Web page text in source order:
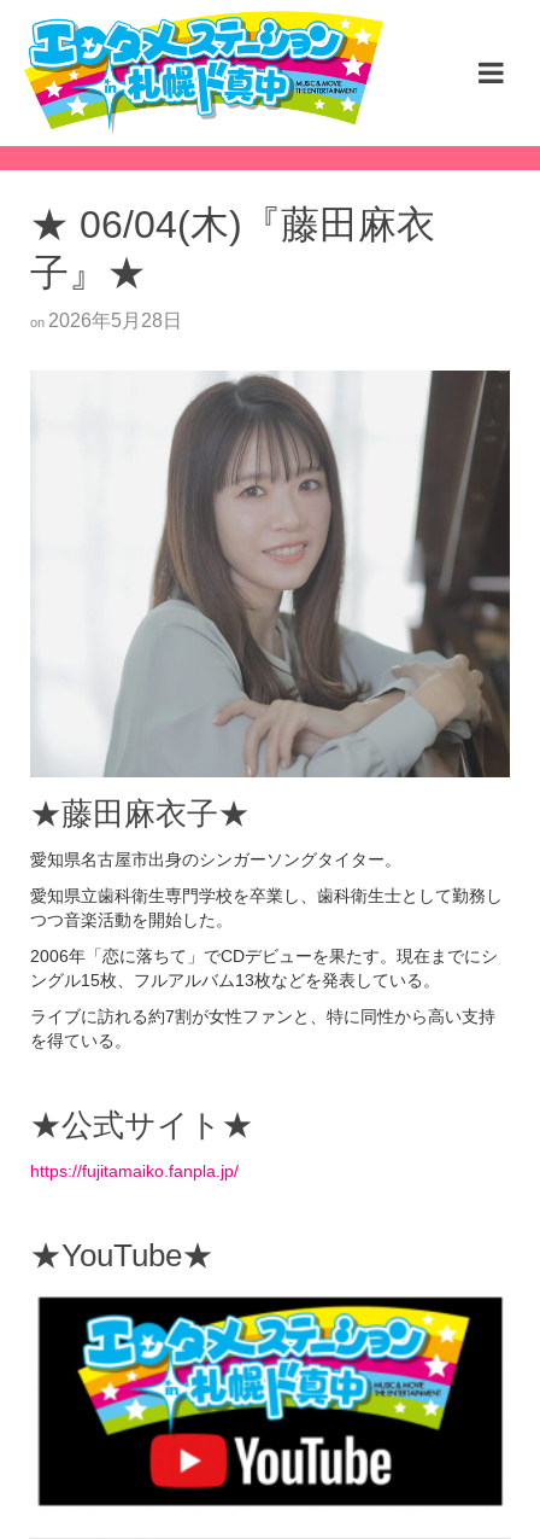
★ 06/04(木)『藤田麻衣
子』★
on 2026年5月28日
★藤田麻衣子★
愛知県名古屋市出身のシンガーソングタイター。
愛知県立歯科衛生専門学校を卒業し、歯科衛生士として勤務し
つつ音楽活動を開始した。
2006年「恋に落ちて」でCDデビューを果たす。現在までにシ
ングル15枚、フルアルバム13枚などを発表している。
ライブに訪れる約7割が女性ファンと、特に同性から高い支持
を得ている。
★公式サイト★
https://fujitamaiko.fanpla.jp/
★YouTube★